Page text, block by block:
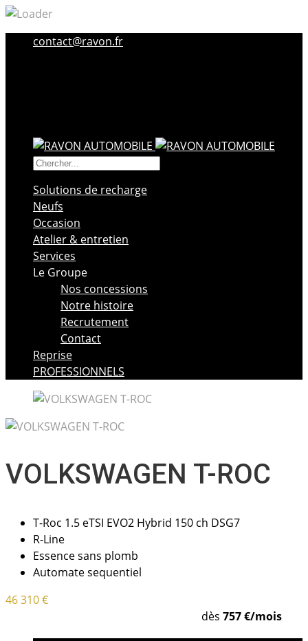
contact@ravon.fr
Solutions de recharge
Neufs
Occasion
Atelier & entretien
Services
Le Groupe
Nos concessions
Notre histoire
Recrutement
Contact
Reprise
PROFESSIONNELS
VOLKSWAGEN T-ROC
T-Roc 1.5 eTSI EVO2 Hybrid 150 ch DSG7
R-Line
Essence sans plomb
Automate sequentiel
46 310 €
dès 757 €/mois